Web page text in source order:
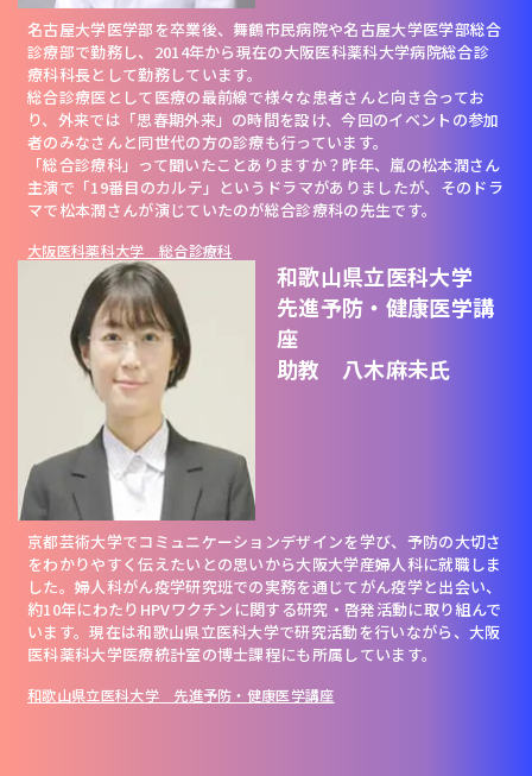
名古屋大学医学部を卒業後、舞鶴市民病院や名古屋大学医学部総合
診療部で勤務し、2014年から現在の大阪医科薬科大学病院総合診
療科科長として勤務しています。
総合診療医として医療の最前線で様々な患者さんと向き合ってお
り、外来では「思春期外来」の時間を設け、今回のイベントの参加
者のみなさんと同世代の方の診療も行っています。
「総合診療科」って聞いたことありますか？昨年、嵐の松本潤さん
主演で「19番目のカルテ」というドラマがありましたが、そのドラ
マで松本潤さんが演じていたのが総合診療科の先生です。
大阪医科薬科大学 総合診療科
和歌山県立医科大学
先進予防・健康医学講
座
助教 八木麻未氏
京都芸術大学でコミュニケーションデザインを学び、予防の大切さ
をわかりやすく伝えたいとの思いから大阪大学産婦人科に就職しま
した。婦人科がん疫学研究班での実務を通じてがん疫学と出会い、
約10年にわたりHPVワクチンに関する研究・啓発活動に取り組んで
います。現在は和歌山県立医科大学で研究活動を行いながら、大阪
医科薬科大学医療統計室の博士課程にも所属しています。
和歌山県立医科大学 先進予防・健康医学講座